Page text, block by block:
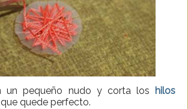
un pequeño nudo y corta los
hilos
quede perfecto.